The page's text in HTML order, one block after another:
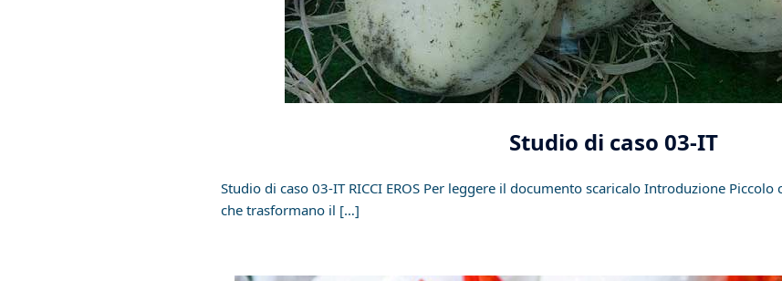
Studio di caso 03-IT
Studio di caso 03-IT RICCI EROS Per leggere il documento scaricalo Introduzione
che trasformano il […]